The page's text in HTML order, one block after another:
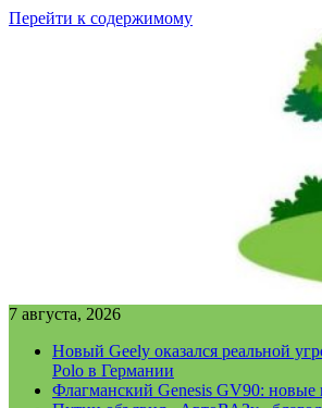
Перейти к содержимому
7 августа, 2026
Новый Geely оказался реальной
Polo в Германии
Флагманский Genesis GV90: новые